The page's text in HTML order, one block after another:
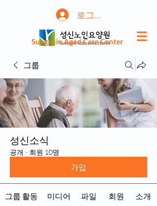
로그인
Sungshin Aged Care Center
그룹
성신소식
공개 · 회원 10명
가입
그룹 활동 미디어 파일 회원 소개